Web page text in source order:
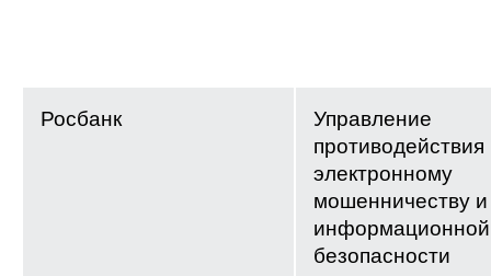
Росбанк
Управление
противодействия
электронному
мошенничеству и
информационной
безопасности